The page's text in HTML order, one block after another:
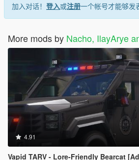
加入对话！ 登入或注册一个帐号才能够发
More mods by Nacho, IlayArye
4.91
Vapid TARV - Lore-Friendly Bearcat